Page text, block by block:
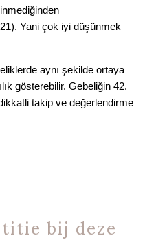
Yani çok iyi düşünmek
aynı şekilde ortaya
gösterebilir. Gebeliğin 42.
takip ve değerlendirme
bij deze